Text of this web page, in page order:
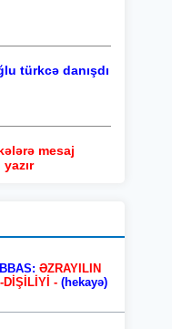
türkcə danışdı
mesaj
ƏZRAYILIN
DİŞİLİYİ - (hekayə)